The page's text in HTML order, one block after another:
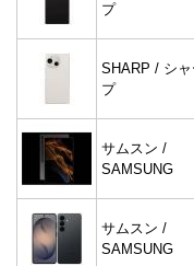
プ
SHARP / シ
プ
サムスン /
SAMSUNG
サムスン /
SAMSUNG